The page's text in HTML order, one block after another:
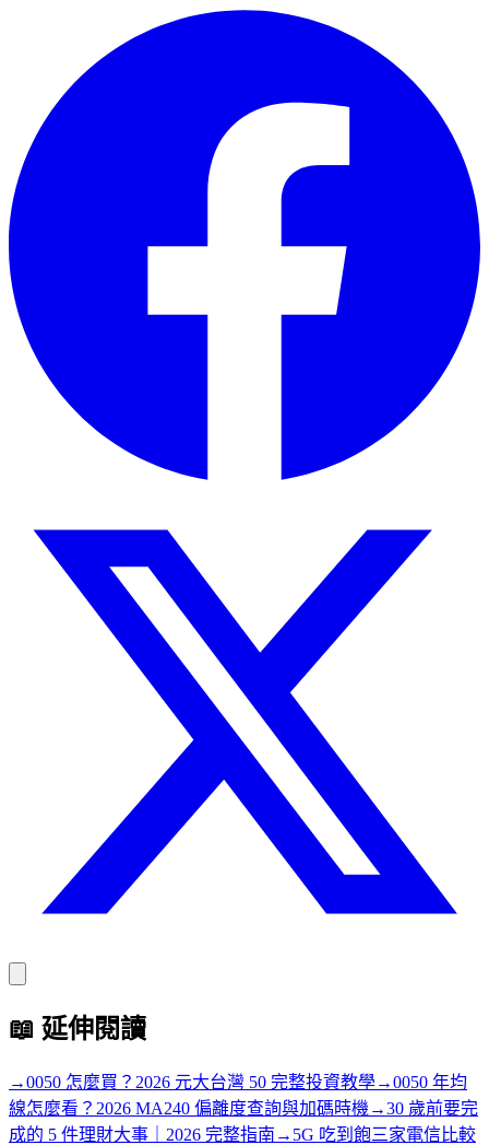
📖 延伸閱讀
→0050 怎麼買？2026 元大台灣 50 完整投資教學→0050 年均
線怎麼看？2026 MA240 偏離度查詢與加碼時機 →30 歲前要完
成的 5 件理財大事｜2026 完整指南 → 5G 吃到飽三家電信比較